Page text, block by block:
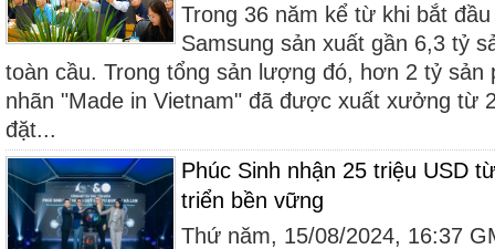
Trong 36 năm kể từ khi bắt
Samsung sản xuất gần 6,3 tỷ
toàn cầu. Trong tổng sản lượng đó, hơn 2 tỷ sản
nhãn "Made in Vietnam" đã được xuất xưởng từ
đặt...
Phúc Sinh nhận 25 triệu USD
triển bền vững
Thứ năm, 15/08/2024, 16:37